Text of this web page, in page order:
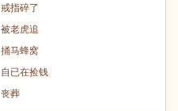
戒指碎了
被老虎追
捅马蜂窝
自已在捡钱
丧葬